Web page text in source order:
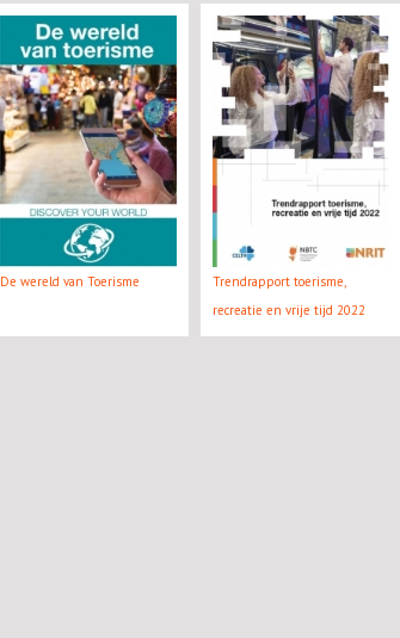
De wereld van Toerisme
Trendrapport toerisme,
recreatie en vrije tijd 2022